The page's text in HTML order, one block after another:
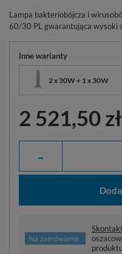
Lampa bakteriobójcza i
60/30 PL gwarantująca wysoki
Inne warianty
2 x 30W + 1 x 30W
2 521,50 zł
-